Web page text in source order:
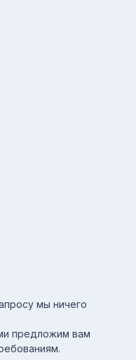
мы ничего
предложим вам